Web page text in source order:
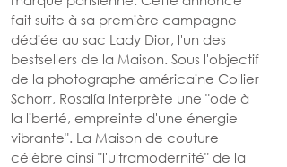
fait suite à sa première campagne
dédiée au sac Lady Dior, l'un des
bestsellers de la Maison. Sous l'objectif
de la photographe américaine Collier
Schorr, Rosalía interprète une "ode à
la liberté, empreinte d'une énergie
vibrante". La Maison de couture
célèbre ainsi "l'ultramodernité" de la